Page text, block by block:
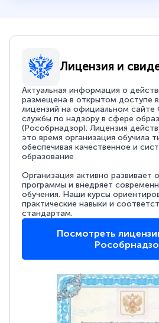
Лицензия и
Актуальная информация о
размещена в открытом доступе
лицензий на официальном сайте
службы по надзору в сфере
(Рособрнадзор). Лицензия
это время организация обучила
обеспечивая качественное и
образование
Организация активно развивает
программы и внедряет
обучения. Наши курсы
практические навыки и
стандартам.
Посмотреть